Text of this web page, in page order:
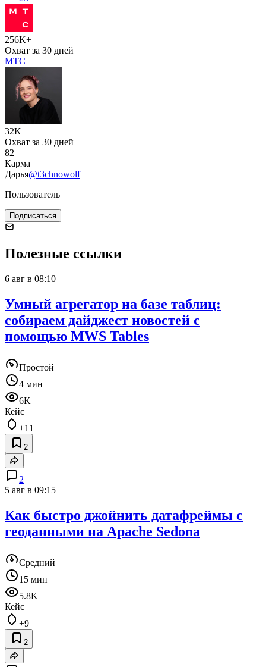
256K+
Охват за 30 дней
МТС
32K+
Охват за 30 дней
82
Карма
Дарья@t3chnowolf
Пользователь
Подписаться
Полезные ссылки
6 авг в 08:10
Умный агрегатор на базе таблиц:
собираем дайджест новостей с
помощью MWS Tables
Простой
4 мин
6K
Кейс
+11
2
2
5 авг в 09:15
Как быстро джойнить датафреймы с
геоданными на Apache Sedona
Средний
15 мин
5.8K
Кейс
+9
2